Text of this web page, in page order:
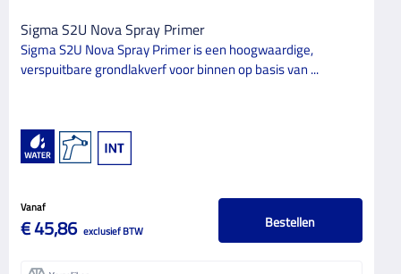
Sigma S2U Nova Spray Primer
Sigma S2U Nova Spray Primer is een hoogwaardige,
verspuitbare grondlakverf voor binnen op basis van ...
Vanaf
€ 45,86 exclusief BTW Bestellen